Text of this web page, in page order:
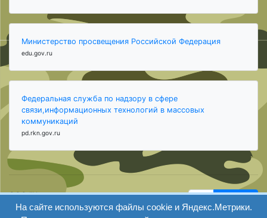
Министерство просвещения Российской Федерация
edu.gov.ru
Федеральная служба по надзору в сфере
связи,информационных технологий в массовых
коммуникаций
pd.rkn.gov.ru
ООО "Центр
образования и
вход
На сайте используются файлы cookie и Яндекс.Метрики.